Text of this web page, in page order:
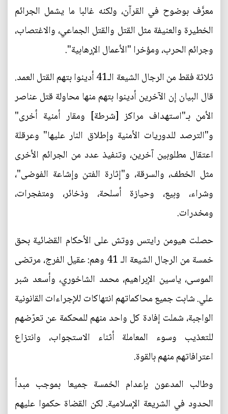
معرَّف بوضوح في القرآن، ولكنه غالبا ما يشمل الجرائم
الخطيرة والعنيفة مثل القتل والقتل الجماعي، والاغتصاب،
وجرائم الحرب، ومؤخرا "الأعمال الإرهابية".
ثلاثة فقط من الرجال الشيعة الـ41 أدينوا بتهم القتل العمد.
قال البيان إن الآخرين أدينوا بتهم منها محاولة قتل عناصر
الأمن بـ"استهداف مراكز [شرطة] ومقار أمنية أخرى"
و"الترصد للدوريات الأمنية وإطلاق النار عليها" وعرقلة
اعتقال مطلوبين آخرين، وتنفيذ عدد من الجرائم الأخرى
مثل الخطف، والسرقة، و"إثارة الفتن وإشاعة الفوضى"،
وشراء، وبيع، وحيازة أسلحة، وذخائر، ومتفجرات،
ومخدرات.
حصلت هيومن رايتس ووتش على الأحكام القضائية بحق
خمسة من الرجال الشيعة الـ 41 وهم: عقيل الفرج، مرتضى
الموسى، ياسين الإبراهيم، محمد الشاخوري، وأسعد شبر
علي. شابت جميع محاكماتهم انتهاكات للإجراءات القانونية
الواجبة، شملت إفادة كل واحد منهم للمحكمة عن تعرّضهم
للتعذيب وسوء المعاملة أثناء الاستجواب، وانتزاع
اعترافاتهم منهم بالقوة.
وطالب المدعون بإعدام الخمسة جميعا بموجب مبدأ
الحدود في الشريعة الإسلامية. لكن القضاة حكموا عليهم